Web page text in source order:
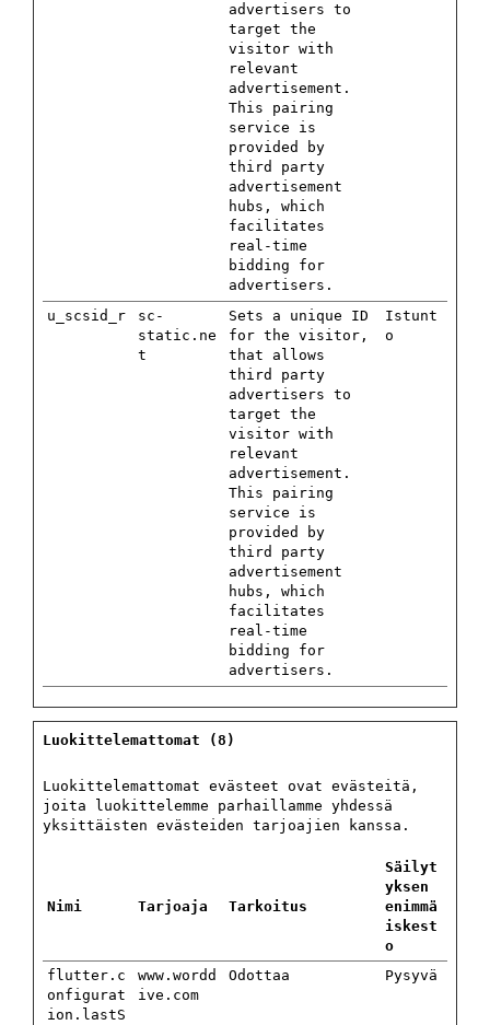
advertisers to
target the
visitor with
relevant
advertisement.
This pairing
service is
provided by
third party
advertisement
hubs, which
facilitates
real-time
bidding for
advertisers.
u_scsid_r
sc-
static.ne
t
Sets a unique ID
for the visitor,
that allows
third party
advertisers to
target the
visitor with
relevant
advertisement.
This pairing
service is
provided by
third party
advertisement
hubs, which
facilitates
real-time
bidding for
advertisers.
Istunt
o
Luokittelemattomat (8)
Luokittelemattomat evästeet ovat evästeitä,
joita luokittelemme parhaillamme yhdessä
yksittäisten evästeiden tarjoajien kanssa.
Nimi Tarjoaja Tarkoitus
Säilyt
yksen
enimmä
iskest
o
flutter.c
onfigurat
ion.lastS
www.wordd
ive.com
Odottaa Pysyvä